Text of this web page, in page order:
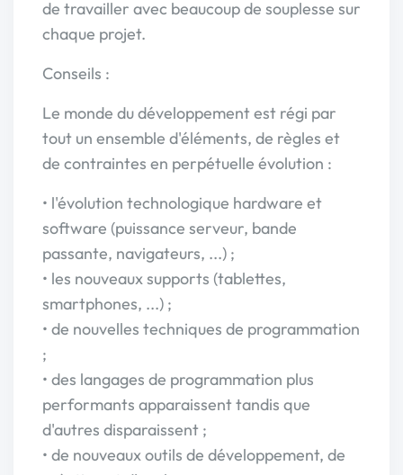
de travailler avec beaucoup de souplesse sur
chaque projet.
Conseils :
Le monde du développement est régi par
tout un ensemble d'éléments, de règles et
de contraintes en perpétuelle évolution :
• l'évolution technologique hardware et
software (puissance serveur, bande
passante, navigateurs, ...) ;
• les nouveaux supports (tablettes,
smartphones, ...) ;
• de nouvelles techniques de programmation
;
• des langages de programmation plus
performants apparaissent tandis que
d'autres disparaissent ;
• de nouveaux outils de développement, de